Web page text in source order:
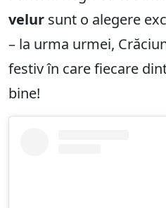
velur sunt o alegere
– la urma urmei,
festiv în care fiecare
bine!